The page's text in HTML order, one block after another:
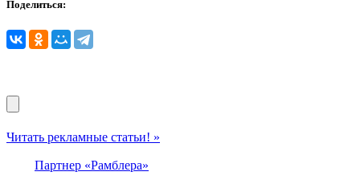
Поделиться:
Читать рекламные статьи! »
Партнер «Рамблера»